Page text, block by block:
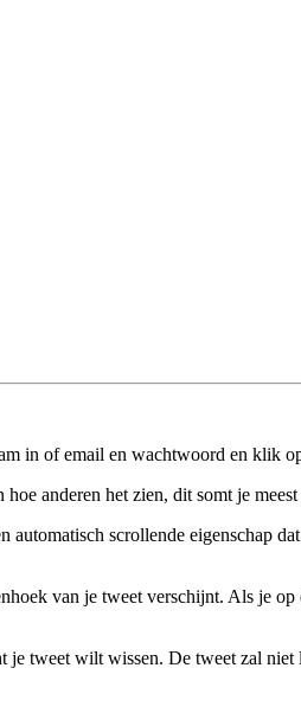
in of email en wachtwoord en klik
anderen het zien, dit somt je meest
scrollende eigenschap
van je tweet verschijnt. Als je
tweet wilt wissen. De tweet zal